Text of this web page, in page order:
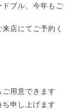
ブル、今年もご
店にてご予約く
用意できます
申し上げます